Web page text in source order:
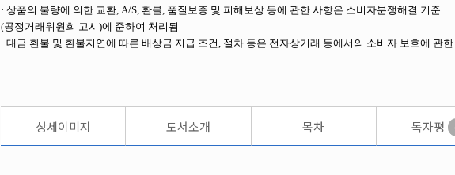
· 상품의 불량에 의한 교환, A/S, 환불, 품질보증 및 피해보상 등에 관한 사항은 소비자분쟁해결 기준
(공정거래위원회 고시)에 준하여 처리됨
· 대금 환불 및 환불지연에 따른 배상금 지급 조건, 절차 등은 전자상거래 등에서의 소비자 보호에 관
상세이미지 도서소개 목차 독자평